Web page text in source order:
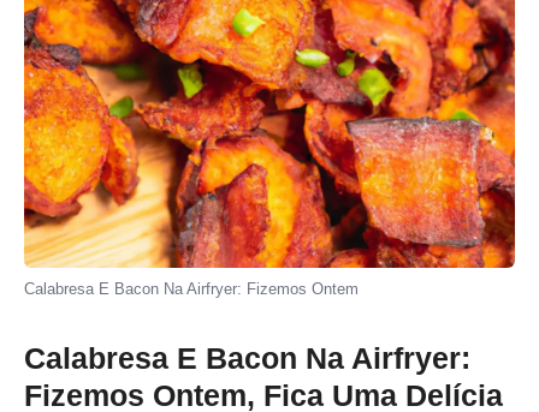
Calabresa E Bacon Na Airfryer: Fizemos Ontem
Calabresa E Bacon Na Airfryer:
Fizemos Ontem, Fica Uma Delícia